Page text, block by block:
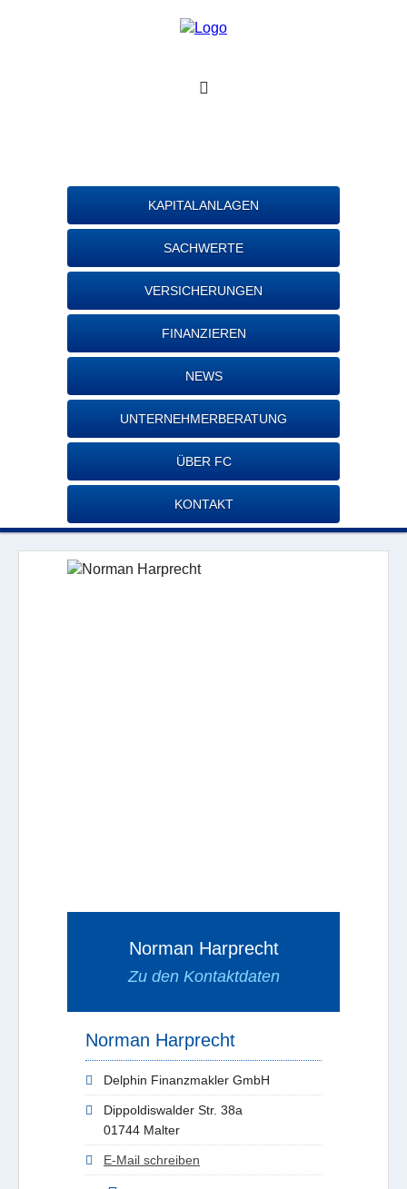
KAPITALANLAGEN
SACHWERTE
VERSICHERUNGEN
FINANZIEREN
NEWS
UNTERNEHMERBERATUNG
ÜBER FC
KONTAKT
Norman Harprecht
Zu den Kontaktdaten
Norman Harprecht
Delphin Finanzmakler GmbH
Dippoldiswalder Str. 38a
01744 Malter
E-Mail schreiben